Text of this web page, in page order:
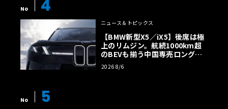
No 4
ニュース＆トピックス
【BMW新型X5／iX5】後席は極
上のリムジン。航続1000km超
のBEVも揃う中国専売ロング仕
様の全貌
2026 8/6
No 5